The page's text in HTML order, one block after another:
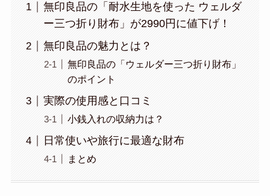
無印良品の「耐水生地を使った ウェルダ
ー三つ折り財布」が2990円に値下げ！
無印良品の魅力とは？
無印良品の「ウェルダー三つ折り財布」
のポイント
実際の使用感と口コミ
小銭入れの収納力は？
日常使いや旅行に最適な財布
まとめ